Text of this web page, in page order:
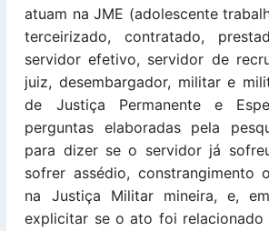
atuam na JME (adolescente
terceirizado, contratado,
servidor efetivo, servidor de
juiz, desembargador, militar e
de Justiça Permanente e
perguntas elaboradas pela
para dizer se o servidor já
sofrer assédio, constrangimento
na Justiça Militar mineira, e,
explicitar se o ato foi relacionado